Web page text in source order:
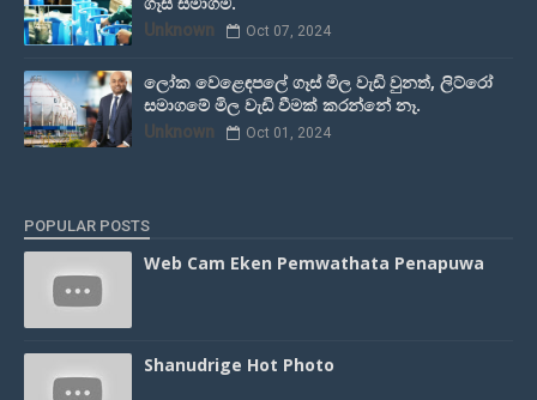
Unknown Oct 07, 2024
ලෝක වෙළෙඳපලේ ගෑස් මිල වැඩි වුනත්, ලිට්රෝ
සමාගමේ මිල වැඩි වීමක් කරන්නේ නෑ.
Unknown Oct 01, 2024
POPULAR POSTS
Web Cam Eken Pemwathata Penapuwa
Shanudrige Hot Photo